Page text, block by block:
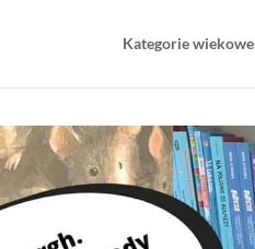
Kategorie wiekowe